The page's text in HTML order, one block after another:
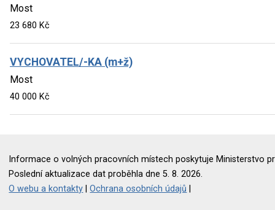
Most
23 680 Kč
VYCHOVATEL/-KA (m+ž)
Most
40 000 Kč
Informace o volných pracovních místech poskytuje Ministerstvo
Poslední aktualizace dat proběhla dne 5. 8. 2026.
O webu a kontakty |Ochrana osobních údajů